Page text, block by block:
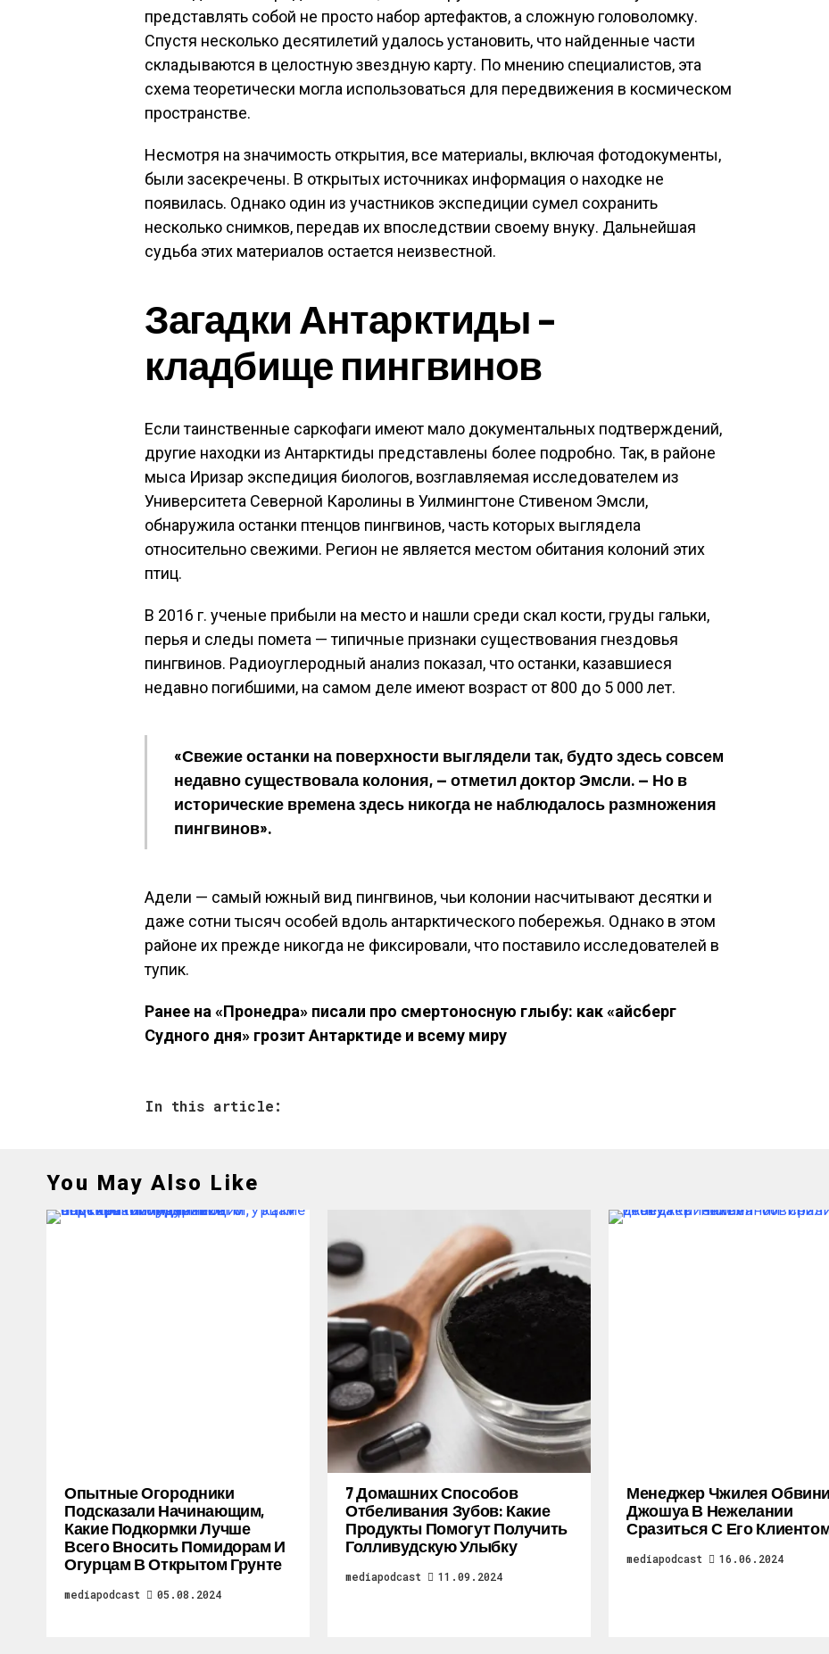
представлять собой не просто набор артефактов, а сложную головоломку.
Спустя несколько десятилетий удалось установить, что найденные части
складываются в целостную звездную карту. По мнению специалистов, эта
схема теоретически могла использоваться для передвижения в космическом
пространстве.
Несмотря на значимость открытия, все материалы, включая фотодокументы,
были засекречены. В открытых источниках информация о находке не
появилась. Однако один из участников экспедиции сумел сохранить
несколько снимков, передав их впоследствии своему внуку. Дальнейшая
судьба этих материалов остается неизвестной.
Загадки Антарктиды –
кладбище пингвинов
Если таинственные саркофаги имеют мало документальных подтверждений,
другие находки из Антарктиды представлены более подробно. Так, в районе
мыса Иризар экспедиция биологов, возглавляемая исследователем из
Университета Северной Каролины в Уилмингтоне Стивеном Эмсли,
обнаружила останки птенцов пингвинов, часть которых выглядела
относительно свежими. Регион не является местом обитания колоний этих
птиц.
В 2016 г. ученые прибыли на место и нашли среди скал кости, груды гальки,
перья и следы помета — типичные признаки существования гнездовья
пингвинов. Радиоуглеродный анализ показал, что останки, казавшиеся
недавно погибшими, на самом деле имеют возраст от 800 до 5 000 лет.
«Свежие останки на поверхности выглядели так, будто здесь совсем
недавно существовала колония, — отметил доктор Эмсли. — Но в
исторические времена здесь никогда не наблюдалось размножения
пингвинов».
Адели — самый южный вид пингвинов, чьи колонии насчитывают десятки и
даже сотни тысяч особей вдоль антарктического побережья. Однако в этом
районе их прежде никогда не фиксировали, что поставило исследователей в
тупик.
Ранее на «Пронедра» писали про смертоносную глыбу: как «айсберг
Судного дня» грозит Антарктиде и всему миру
In this article:
You May Also Like
Опытные Огородники
Подсказали Начинающим,
Какие Подкормки Лучше
Всего Вносить Помидорам И
Огурцам В Открытом Грунте
mediapodcast 05.08.2024
7 Домашних Способов
Отбеливания Зубов: Какие
Продукты Помогут Получить
Голливудскую Улыбку
mediapodcast 11.09.2024
Менеджер Чжилея
Джошуа В Нежелании
Сразиться С Его
mediapodcast 16.06.2024